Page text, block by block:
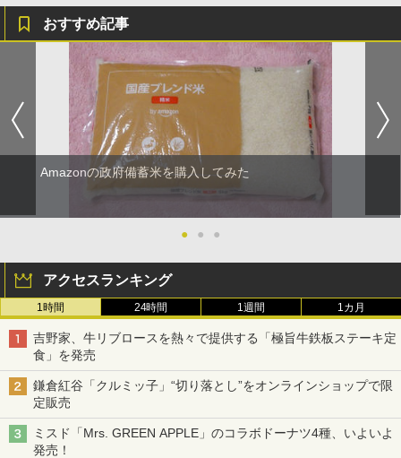
おすすめ記事
Amazonの政府備蓄米を購入してみた
● ● ●
アクセスランキング
1時間 24時間 1週間 1カ月
吉野家、牛リブロースを熱々で提供する「極旨牛鉄板ステーキ定
食」を発売
鎌倉紅谷「クルミッ子」“切り落とし”をオンラインショップで限
定販売
ミスド「Mrs. GREEN APPLE」のコラボドーナツ4種、いよいよ
発売！